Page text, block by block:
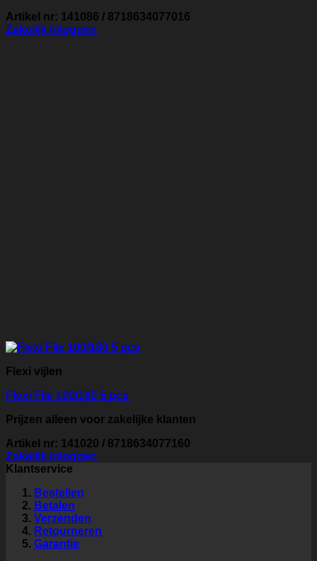
Artikel nr: 141086 / 8718634077016
Zakelijk inloggen
Flexi vijlen
Flexi File 100/180 5 pcs
Prijzen alleen voor zakelijke klanten
Artikel nr: 141020 / 8718634077160
Zakelijk inloggen
Klantservice
Bestellen
Betalen
Verzenden
Retourneren
Garantie